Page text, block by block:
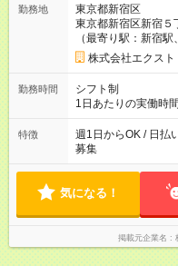
下さい。 もちろん
ーダーに確認して
生します。
勤務地
東京都新宿区
東京都新宿区新宿
（最寄り駅：新宿駅
株式会社エクスト
勤務時間
シフト制
1日あたりの実働時
17:00（休憩2時間
め、早く終わったら
場日給1万円を保証
時間 シフト制のため、働きたい曜日にシフトを入れて働くこと
が可能です。 週1日
特徴
週1日からOK / 日払
募集
気になる！
掲載元企業名